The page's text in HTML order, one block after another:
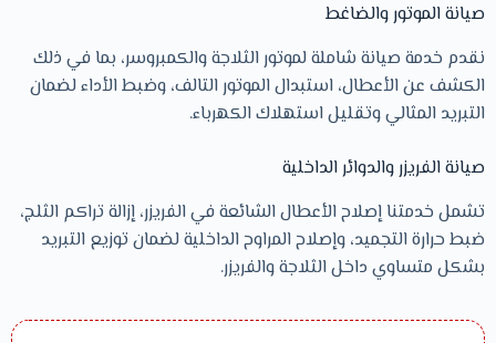
صيانة الموتور والضاغط
نقدم خدمة صيانة شاملة لموتور الثلاجة والكمبروسر، بما في ذلك
الكشف عن الأعطال، استبدال الموتور التالف، وضبط الأداء لضمان
التبريد المثالي وتقليل استهلاك الكهرباء.
صيانة الفريزر والدوائر الداخلية
تشمل خدمتنا إصلاح الأعطال الشائعة في الفريزر، إزالة تراكم الثلج،
ضبط حرارة التجميد، وإصلاح المراوح الداخلية لضمان توزيع التبريد
بشكل متساوي داخل الثلاجة والفريزر.